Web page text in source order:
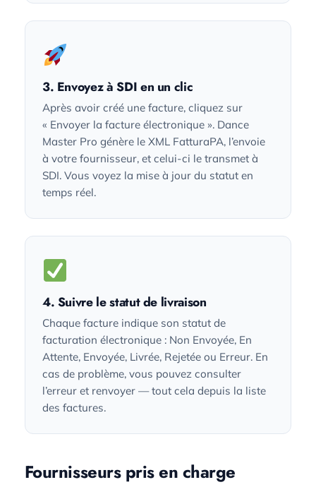
3. Envoyez à SDI en un clic
Après avoir créé une facture, cliquez sur
« Envoyer la facture électronique ». Dance
Master Pro génère le XML FatturaPA, l’envoie
à votre fournisseur, et celui-ci le transmet à
SDI. Vous voyez la mise à jour du statut en
temps réel.
4. Suivre le statut de livraison
Chaque facture indique son statut de
facturation électronique : Non Envoyée, En
Attente, Envoyée, Livrée, Rejetée ou Erreur. En
cas de problème, vous pouvez consulter
l’erreur et renvoyer — tout cela depuis la liste
des factures.
Fournisseurs pris en charge